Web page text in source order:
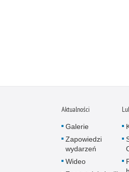
Aktualności
Galerie
Zapowiedzi
wydarzeń
Wideo